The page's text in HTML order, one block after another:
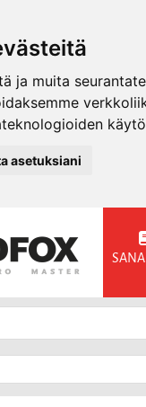
ja muita
asetuksiani